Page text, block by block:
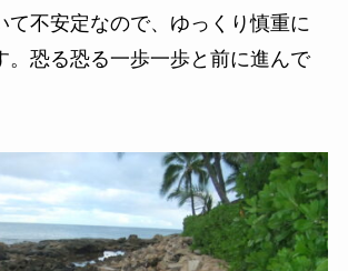
て不安定なので、ゆっくり慎重に
。恐る恐る一歩一歩と前に進んで